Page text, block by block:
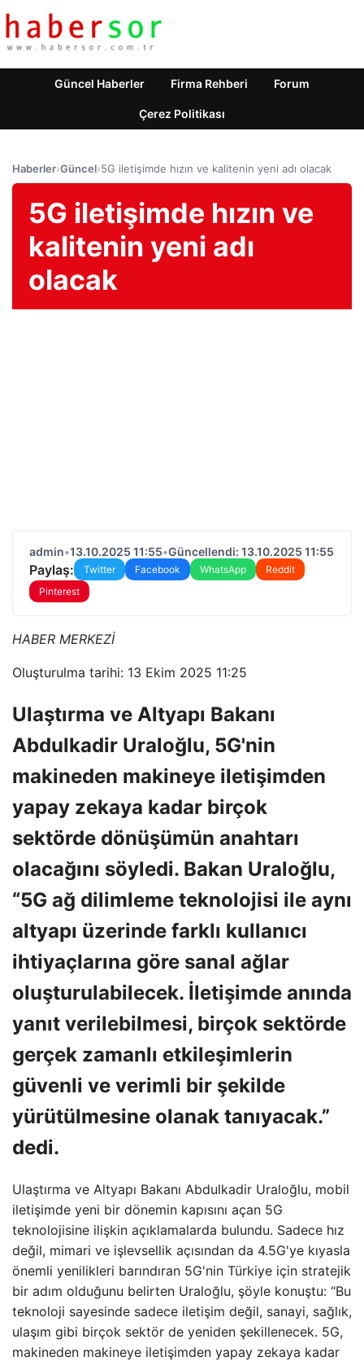
Güncel Haberler Firma Rehberi Forum
Çerez Politikası
Haberler›Güncel›5G iletişimde hızın ve kalitenin yeni adı olacak
5G iletişimde hızın ve
kalitenin yeni adı
olacak
admin•13.10.2025 11:55•Güncellendi: 13.10.2025 11:55
Paylaş: Twitter Facebook WhatsApp
Reddit
Pinterest
HABER MERKEZİ
Oluşturulma tarihi: 13 Ekim 2025 11:25
Ulaştırma ve Altyapı Bakanı
Abdulkadir Uraloğlu, 5G'nin
makineden makineye iletişimden
yapay zekaya kadar birçok
sektörde dönüşümün anahtarı
olacağını söyledi. Bakan Uraloğlu,
“5G ağ dilimleme teknolojisi ile aynı
altyapı üzerinde farklı kullanıcı
ihtiyaçlarına göre sanal ağlar
oluşturulabilecek. İletişimde anında
yanıt verilebilmesi, birçok sektörde
gerçek zamanlı etkileşimlerin
güvenli ve verimli bir şekilde
yürütülmesine olanak tanıyacak.”
dedi.
Ulaştırma ve Altyapı Bakanı Abdulkadir Uraloğlu, mobil
iletişimde yeni bir dönemin kapısını açan 5G
teknolojisine ilişkin açıklamalarda bulundu. Sadece hız
değil, mimari ve işlevsellik açısından da 4.5G'ye kıyasla
önemli yenilikleri barındıran 5G'nin Türkiye için stratejik
bir adım olduğunu belirten Uraloğlu, şöyle konuştu: “Bu
teknoloji sayesinde sadece iletişim değil, sanayi, sağlık,
ulaşım gibi birçok sektör de yeniden şekillenecek. 5G,
makineden makineye iletişimden yapay zekaya kadar